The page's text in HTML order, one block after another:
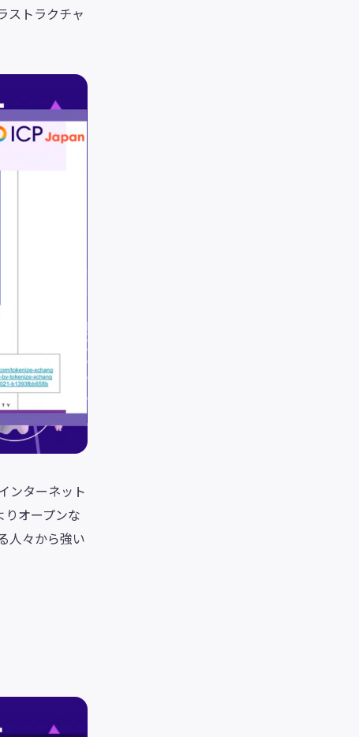
ストラクチャ
ンターネット
オープンな
人々から強い